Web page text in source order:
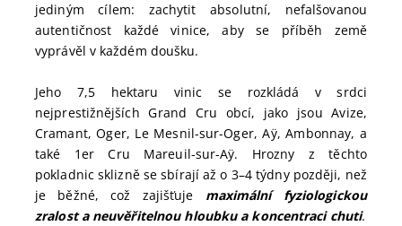
jediným cílem: zachytit absolutní, nefalšovanou
autentičnost každé vinice, aby se příběh země
vyprávěl v každém doušku.
Jeho 7,5 hektaru vinic se rozkládá v srdci
nejprestižnějších Grand Cru obcí, jako jsou Avize,
Cramant, Oger, Le Mesnil-sur-Oger, Aÿ, Ambonnay, a
také 1er Cru Mareuil-sur-Aÿ. Hrozny z těchto
pokladnic sklizně se sbírají až o 3–4 týdny později, než
je běžné, což zajišťuje maximální fyziologickou
zralost a neuvěřitelnou hloubku a koncentraci chuti.